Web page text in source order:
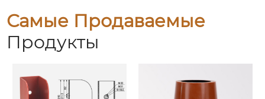
Самые Продаваемые
Продукты